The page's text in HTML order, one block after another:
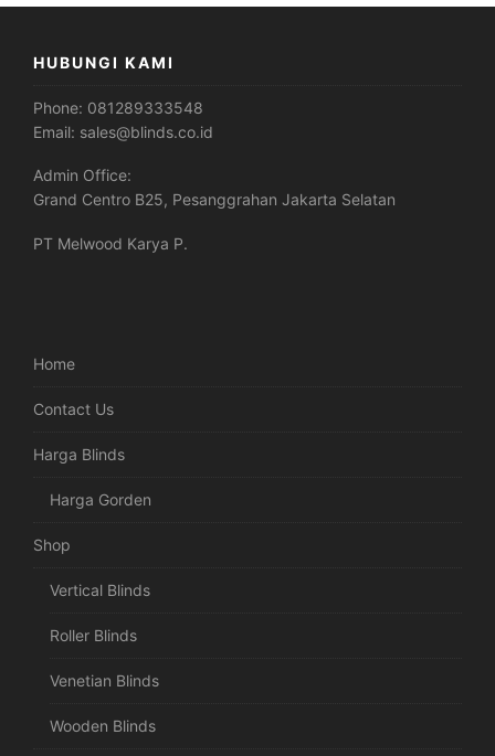
HUBUNGI KAMI
Phone: 081289333548
Email: sales@blinds.co.id
Admin Office:
Grand Centro B25, Pesanggrahan Jakarta Selatan
PT Melwood Karya P.
Home
Contact Us
Harga Blinds
Harga Gorden
Shop
Vertical Blinds
Roller Blinds
Venetian Blinds
Wooden Blinds